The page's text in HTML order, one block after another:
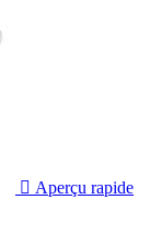
 Aperçu rapide